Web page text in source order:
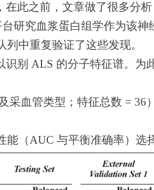
此之前，文章做了很多分析
研究血浆蛋白组学作为该
中重复验证了这些发现。
别 ALS 的分子特征谱。为
血管类型；特征总数 = 36
（AUC 与平衡准确率）选